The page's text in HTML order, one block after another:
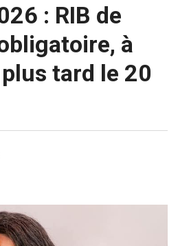
: RIB de
à
tard le 20